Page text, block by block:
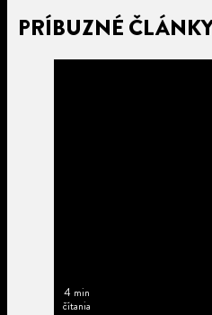
PRÍBUZNÉ
4 min
čítania